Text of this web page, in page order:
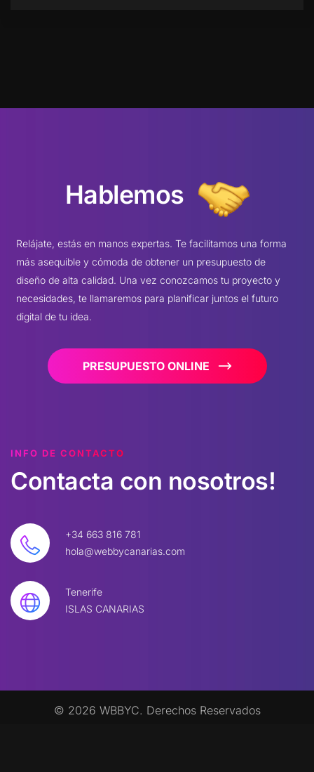
Hablemos
Relájate, estás en manos expertas. Te facilitamos una forma
más asequible y cómoda de obtener un presupuesto de
diseño de alta calidad. Una vez conozcamos tu proyecto y
necesidades, te llamaremos para planificar juntos el futuro
digital de tu idea.
PRESUPUESTO ONLINE
INFO DE CONTACTO
Contacta con nosotros!
+34 663 816 781
hola@webbycanarias.com
Tenerife
ISLAS CANARIAS
© 2026 WBBYC. Derechos Reservados